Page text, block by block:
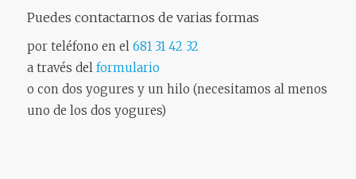
Puedes contactarnos de varias formas
por teléfono en el 681 31 42 32
a través del formulario
o con dos yogures y un hilo (necesitamos al menos
uno de los dos yogures)